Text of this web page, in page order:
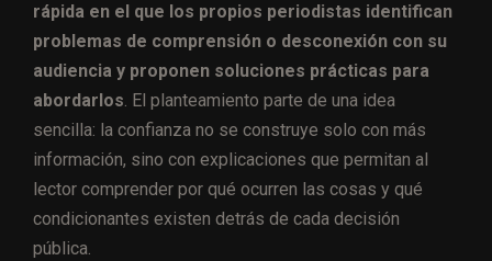
rápida en el que los propios periodistas identifican
problemas de comprensión o desconexión con su
audiencia y proponen soluciones prácticas para
abordarlos. El planteamiento parte de una idea
sencilla: la confianza no se construye solo con más
información, sino con explicaciones que permitan al
lector comprender por qué ocurren las cosas y qué
condicionantes existen detrás de cada decisión
pública.